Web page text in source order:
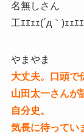
名無しさん
工ｴｴｪｪ(´д｀)ｪｪ
やまやま
大丈夫。口頭で
山田太一さんが
自分史。
気長に待ってい